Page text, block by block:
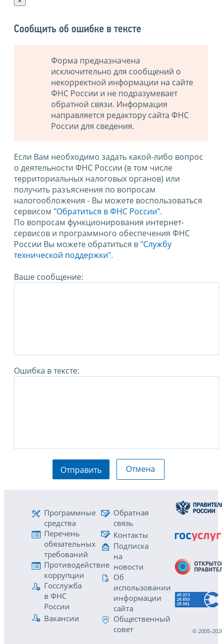
Сообщить об ошибке в тексте
Форма предназначена
исключительно для сообщений о
некорректной информации на сайте
ФНС России и не подразумевает
обратной связи. Информация
направляется редактору сайта ФНС
России для сведения.
Если Вам необходимо задать какой-либо вопрос
о деятельности ФНС России (в том числе
территориальных налоговых органов) или
получить разъяснения по вопросам
налогообложения - Вы можете воспользоваться
сервисом "Обратиться в ФНС России".
По вопросам функционирования интернет-
сервисов и программного обеспечения ФНС
России Вы можете обратиться в "Службу
технической поддержки".
Ваше сообщение:
Ошибка в тексте:
Отправить Отмена
Программные
средства
Перечень
обязательных
требований
Противодействие
коррупции
Госслужба
в ФНС
России
Вакансии
Обратная
связь
Контакты
Подписка
на
новости
Об
использовании
информации
сайта
Общественный
совет
© 2005-